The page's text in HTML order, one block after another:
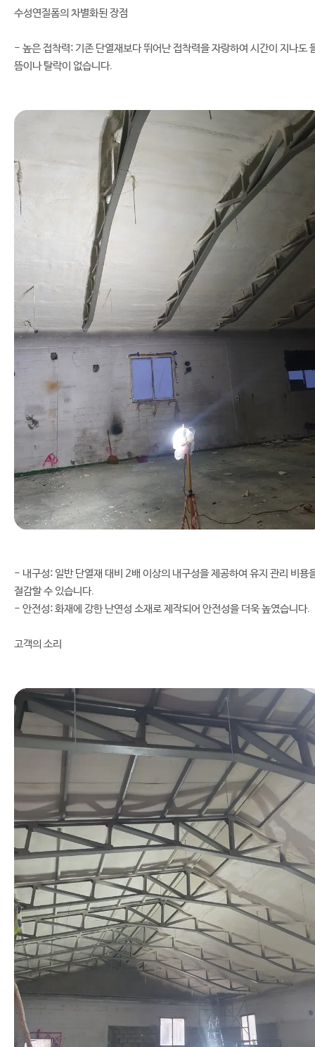
수성연질폼의 차별화된 장점
- 높은 접착력: 기존 단열재보다 뛰어난 접착력을 자랑하여 시간이 지나도
뜸이나 탈락이 없습니다.
- 내구성: 일반 단열재 대비 2배 이상의 내구성을 제공하여 유지 관리 비용
절감할 수 있습니다.
- 안전성: 화재에 강한 난연성 소재로 제작되어 안전성을 더욱 높였습니다.
고객의 소리